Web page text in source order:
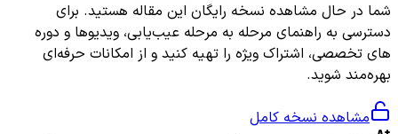
شما در حال مشاهده نسخه رایگان این مقاله هستید. برای
دسترسی به راهنمای مرحله به مرحله عیب‌یابی، ویدیوها و دوره
های تخصصی، اشتراک ویژه را تهیه کنید و از امکانات حرفه‌ای
بهره‌مند شوید.
مشاهده نسخه کامل